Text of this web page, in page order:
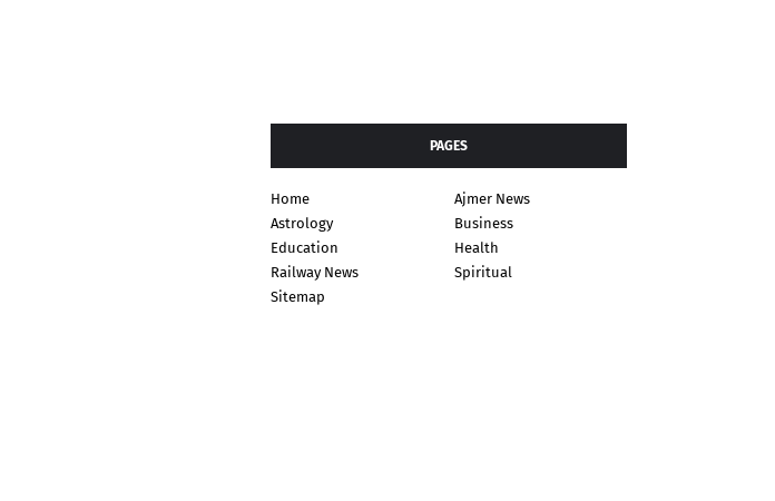
PAGES
Home
Ajmer News
Astrology
Business
Education
Health
Railway News
Spiritual
Sitemap